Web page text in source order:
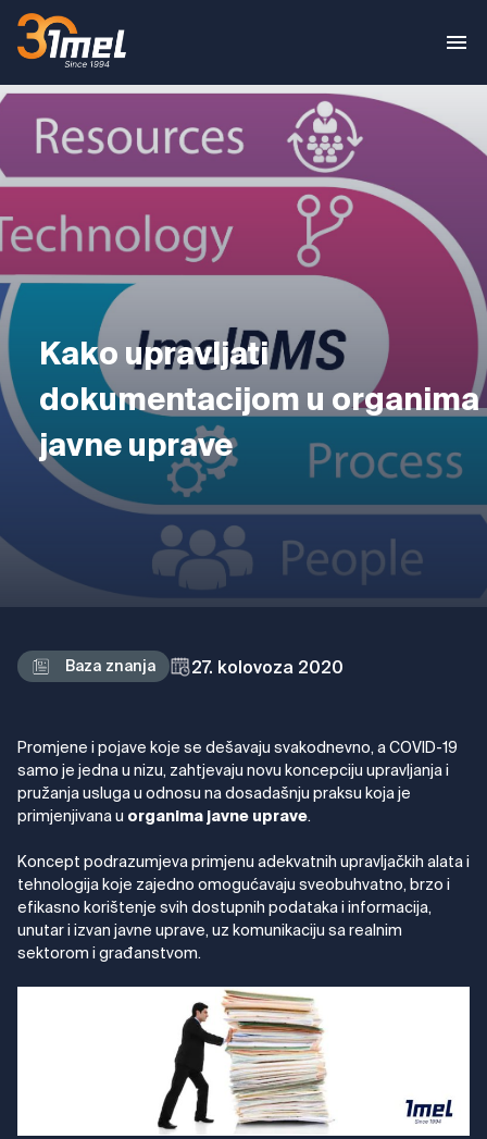
Kako upravljati
dokumentacijom u organima
javne uprave
Baza znanja 27. kolovoza 2020
Promjene i pojave koje se dešavaju svakodnevno, a COVID-19
samo je jedna u nizu, zahtjevaju novu koncepciju upravljanja i
pružanja usluga u odnosu na dosadašnju praksu koja je
primjenjivana u organima javne uprave.
Koncept podrazumjeva primjenu adekvatnih upravljačkih alata i
tehnologija koje zajedno omogućavaju sveobuhvatno, brzo i
efikasno korištenje svih dostupnih podataka i informacija,
unutar i izvan javne uprave, uz komunikaciju sa realnim
sektorom i građanstvom.